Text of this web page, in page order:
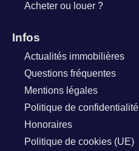
Acheter ou louer ?
Infos
Actualités immobilières
Questions fréquentes
Mentions légales
Politique de confidentialité
Honoraires
Politique de cookies (UE)